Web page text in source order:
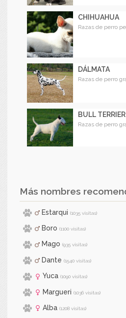
CHIHUAHUA
Razas de perro
DÁLMATA
Razas de perro
BULL TERRIER
Razas de perro
Más nombres
Estarqui (1035 visitas)
Boro (1100 visitas)
Mago (935 visitas)
Dante (1540 visitas)
Yuca (1090 visitas)
Margueri (1036 visitas)
Alba (1208 visitas)